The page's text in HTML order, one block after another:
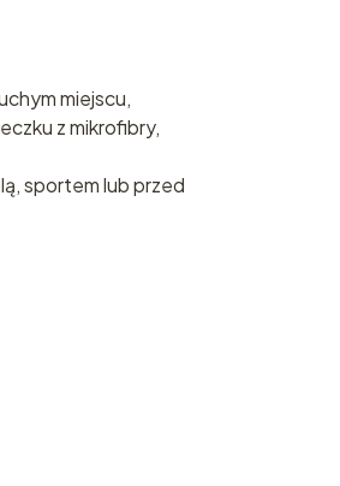
miejscu,
z mikrofibry,
sportem lub przed